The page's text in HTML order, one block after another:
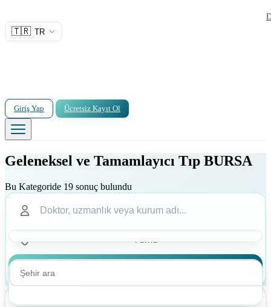
🇹🇷 TR
Giriş Yap Ücretsiz Kayıt Ol
Geleneksel ve Tamamlayıcı Tıp BURSA
Bu Kategoride 19 sonuç bulundu